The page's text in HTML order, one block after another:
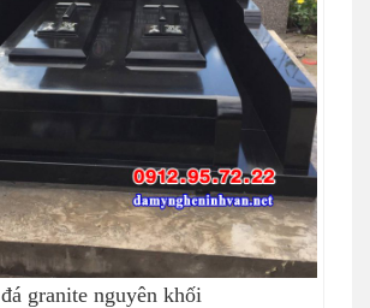
đá granite nguyên khối